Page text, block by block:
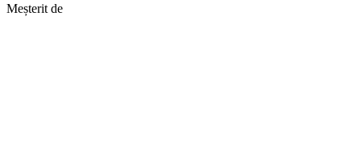
Meșterit de